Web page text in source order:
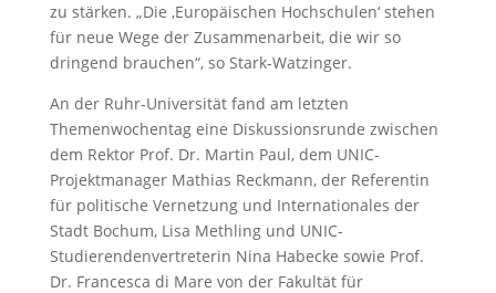
zu stärken. „Die ‚Europäischen Hochschulen‘ stehen
für neue Wege der Zusammenarbeit, die wir so
dringend brauchen“, so Stark-Watzinger.
An der Ruhr-Universität fand am letzten
Themenwochentag eine Diskussionsrunde zwischen
dem Rektor Prof. Dr. Martin Paul, dem UNIC-
Projektmanager Mathias Reckmann, der Referentin
für politische Vernetzung und Internationales der
Stadt Bochum, Lisa Methling und UNIC-
Studierendenvertreterin Nina Habecke sowie Prof.
Dr. Francesca di Mare von der Fakultät für